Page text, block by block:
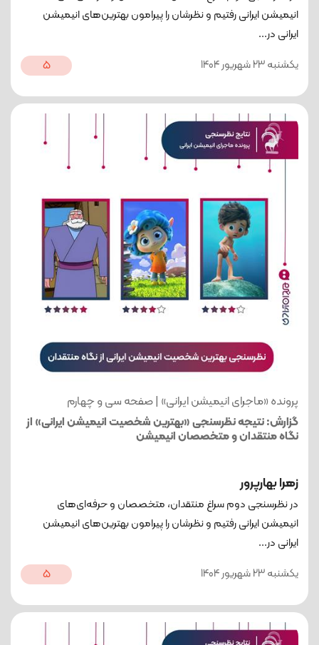
انیمیشن ایرانی رفتیم و نظرشان را پیرامون بهترین‌های انیمیشن
ایرانی در...
یکشنبه 23 شهریور 1404
5
پرونده «ماجرای انیمیشن ایرانی» | صفحه سی و چهارم
گزارش: نتیجه نظرسنجی «بهترین شخصیت‌ انیمیشن‌ ایرانی» از
نگاه منتقدان و متخصصان انیمیشن
زهرا بهارپرور
در نظرسنجی دوم سراغ منتقدان، متخصصان و حرفه‌ای‌های
انیمیشن ایرانی رفتیم و نظرشان را پیرامون بهترین‌های انیمیشن
ایرانی در...
یکشنبه 23 شهریور 1404
5